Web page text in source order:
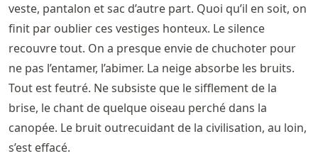
veste, pantalon et sac d’autre part. Quoi qu’il en soit, on
finit par oublier ces vestiges honteux. Le silence
recouvre tout. On a presque envie de chuchoter pour
ne pas l’entamer, l’abimer. La neige absorbe les bruits.
Tout est feutré. Ne subsiste que le sifflement de la
brise, le chant de quelque oiseau perché dans la
canopée. Le bruit outrecuidant de la civilisation, au loin,
s’est effacé.